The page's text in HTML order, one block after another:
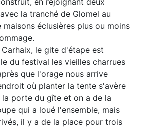
en rejoignant deux
la tranché de Glomel au
maisons éclusières plus ou moins
le gite d'étape est
du festival les vieilles charrues
que l'orage nous arrive
où planter la tente s'avère
porte du gîte et on a de la
qui a loué l'ensemble, mais
il y a de la place pour trois